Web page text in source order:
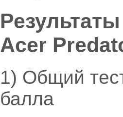
Acer
1) Общий
балла